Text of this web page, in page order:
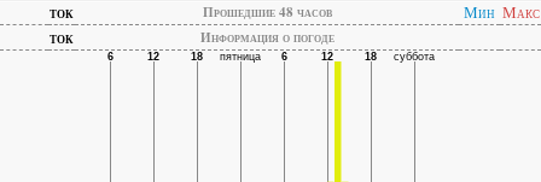
ток Прошедшие 48 часов Мин Макс
ток
Информация о погоде